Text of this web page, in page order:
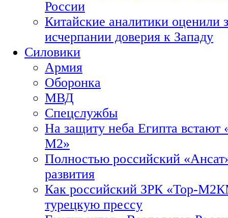
России
Китайские аналитики оценили
исчерпании доверия к Западу
Силовики
Армия
Оборонка
МВД
Спецслужбы
На защиту неба Египта встают
М2»
Полностью российский
развития
Как российский ЗРК «Тор-
турецкую прессу